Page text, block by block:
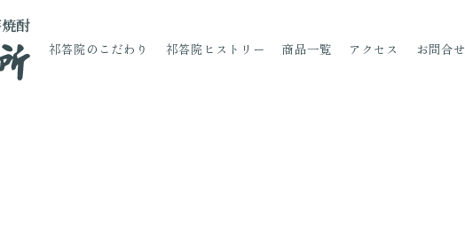
祁答院の こだわり 祁答院 ヒストリー 商品一覧 アクセス お問合せ